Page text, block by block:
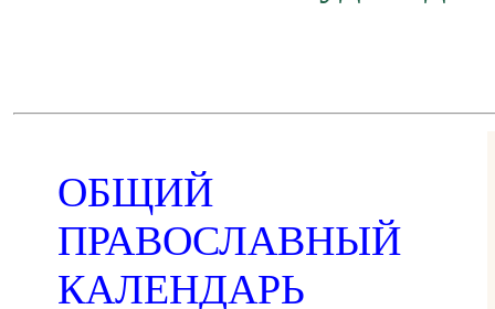
ОБЩИЙ
ПРАВОСЛАВНЫЙ
КАЛЕНДАРЬ